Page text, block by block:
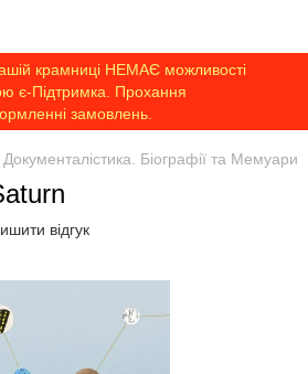
крамниці НЕМАЄ можливості
є-Підтримка. Прохання
замовлень.
Документалістика. Біографії та Мемуари
відгук